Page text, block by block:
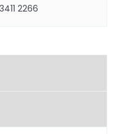
3411 2266